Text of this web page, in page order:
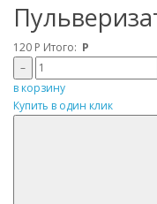
120 Р Итого: Р
–
в корзину
Купить в один клик